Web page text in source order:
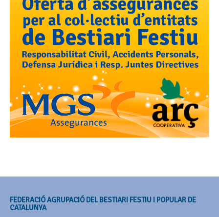
FEDERACIÓ AGRUPACIÓ DEL BESTIARI FESTIU I POPULAR DE
CATALUNYA